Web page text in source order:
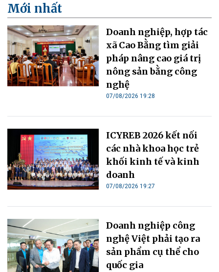
Mới nhất
Doanh nghiệp, hợp tác
xã Cao Bằng tìm giải
pháp nâng cao giá trị
nông sản bằng công
nghệ
07/08/2026 19:28
ICYREB 2026 kết nối
các nhà khoa học trẻ
khối kinh tế và kinh
doanh
07/08/2026 19:27
Doanh nghiệp công
nghệ Việt phải tạo ra
sản phẩm cụ thể cho
quốc gia